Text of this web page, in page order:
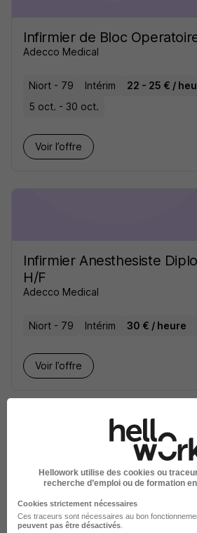
Infirmier de Bloc
Adecco Medical
Niort - 79 Intérim
22 - 25 € /
5 oct. - 30 oct.
Voir l’offre
Infirmier Anesthesiste
H/F
Adecco Medical
Niort - 79 Intérim 30 € / heure
Voir l’offre
Infirmier Anesthesiste
H/F
Adecco Medical
Hellowork utilise des cookies ou
recherche d’emploi ou de formation
Cookies strictement nécessaires
Ces traceurs sont nécessaires au bon
peuvent pas être désactivés